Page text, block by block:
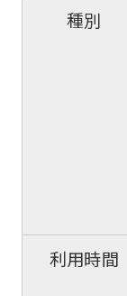
種別
利用時間